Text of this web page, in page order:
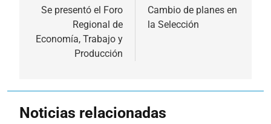
de
entradas
Se presentó el Foro
Regional de
Economía, Trabajo y
Producción
Cambio de planes en
la Selección
Noticias relacionadas